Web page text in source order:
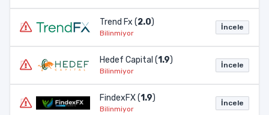
Trend Fx (2.0)
Bilinmiyor
İncele
Hedef Capital (1.9)
Bilinmiyor
İncele
FindexFX (1.9)
Bilinmiyor
İncele